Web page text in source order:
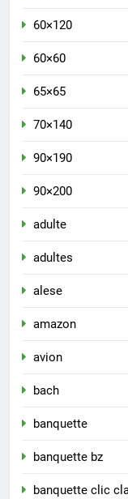
60×120
60×60
65×65
70×140
90×190
90×200
adulte
adultes
alese
amazon
avion
bach
banquette
banquette bz
banquette clic